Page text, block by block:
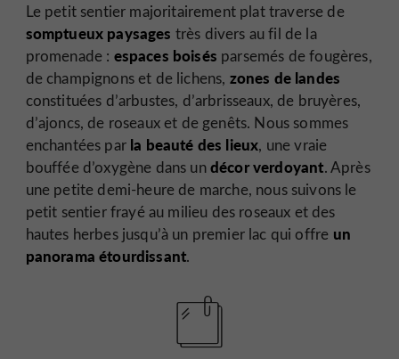
Le petit sentier majoritairement plat traverse de
somptueux paysages très divers au fil de la
promenade : espaces boisés parsemés de fougères,
de champignons et de lichens, zones de landes
constituées d’arbustes, d’arbrisseaux, de bruyères,
d’ajoncs, de roseaux et de genêts. Nous sommes
enchantées par la beauté des lieux, une vraie
bouffée d’oxygène dans undécor verdoyant. Après
une petite demi-heure de marche, nous suivons le
petit sentier frayé au milieu des roseaux et des
hautes herbes jusqu’à un premier lac qui offre un
panorama étourdissant.